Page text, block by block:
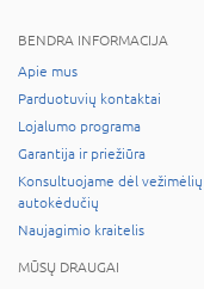
BENDRA INFORMACIJA
Apie mus
Parduotuvių kontaktai
Lojalumo programa
Garantija ir priežiūra
Konsultuojame dėl
autokėdučių
Naujagimio kraitelis
MŪSŲ DRAUGAI